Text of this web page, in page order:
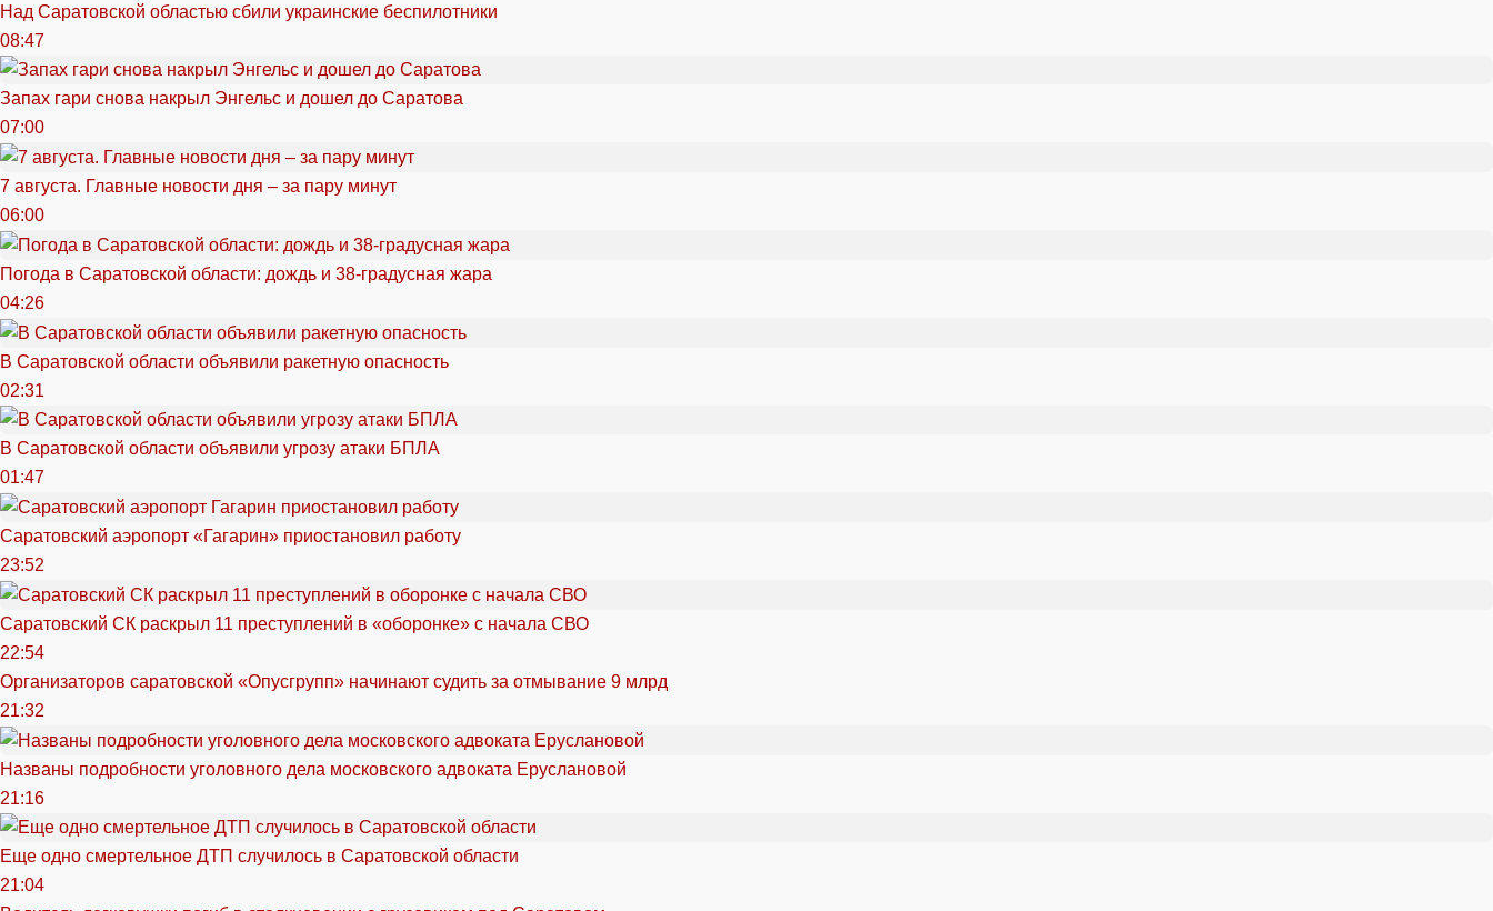
Над Саратовской областью сбили украинские беспилотники
08:47
Запах гари снова накрыл Энгельс и дошел до Саратова
07:00
7 августа. Главные новости дня – за пару минут
06:00
Погода в Саратовской области: дождь и 38-градусная жара
04:26
В Саратовской области объявили ракетную опасность
02:31
В Саратовской области объявили угрозу атаки БПЛА
01:47
Саратовский аэропорт «Гагарин» приостановил работу
23:52
Саратовский СК раскрыл 11 преступлений в «оборонке» с начала СВО
22:54
Организаторов саратовской «Опусгрупп» начинают судить за отмывание 9 млрд
21:32
Названы подробности уголовного дела московского адвоката Еруслановой
21:16
Еще одно смертельное ДТП случилось в Саратовской области
21:04